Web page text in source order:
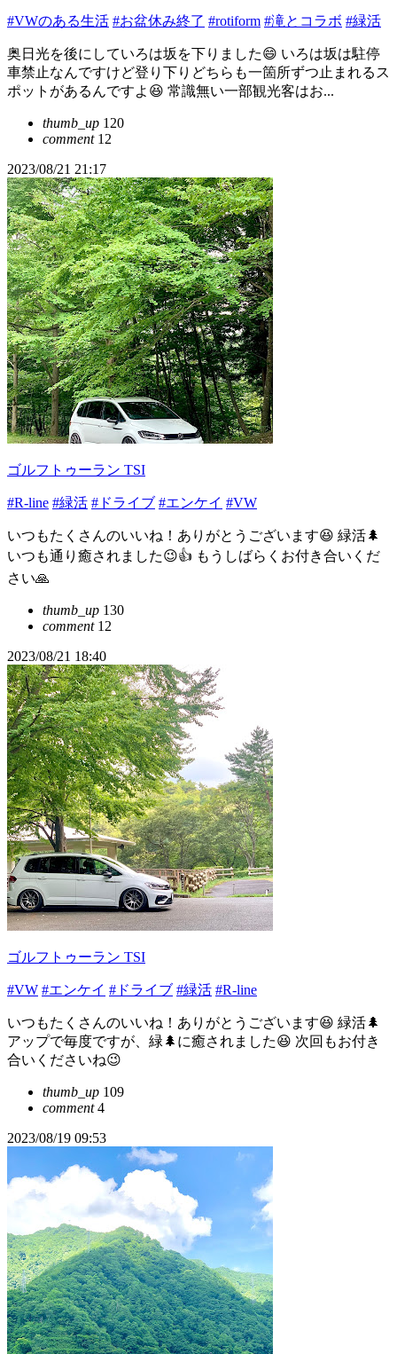
#VWのある生活 #お盆休み終了 #rotiform #滝とコラボ #緑活
奥日光を後にしていろは坂を下りました😄 いろは坂は駐停
車禁止なんですけど登り下りどちらも一箇所ずつ止まれるス
ポットがあるんですよ😆 常識無い一部観光客はお...
thumb_up 120
comment12
2023/08/21 21:17
ゴルフトゥーラン TSI
#R-line #緑活 #ドライブ #エンケイ #VW
いつもたくさんのいいね！ありがとうございます😆 緑活🌲
いつも通り癒されました😉👍 もうしばらくお付き合いくだ
さい🙏
thumb_up 130
comment12
2023/08/21 18:40
ゴルフトゥーラン TSI
#VW #エンケイ #ドライブ #緑活 #R-line
いつもたくさんのいいね！ありがとうございます😆 緑活🌲
アップで毎度ですが、緑🌲に癒されました😆 次回もお付き
合いくださいね😉
thumb_up 109
comment4
2023/08/19 09:53